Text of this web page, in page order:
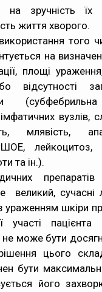
і на зручність
життя хворого.
того
на
площі
відсутності
вузлів,
млявість,
лейкоцитоз,
та ін.).
великий, сучасні
ураженням шкіри
участі пацієнта
не може бути
цього
бути
його